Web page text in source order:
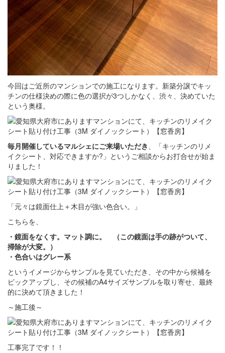
今回はご近所のマンションでの施工になります。新築分譲でキッ
チンの仕様決めの際に色の選択が3つしかなく、渋々、決めていた
という奥様。
毎月開催しているマルシェにご来場いただき、「キッチンのリメ
イクシート、対応できますか?」というご相談からお打合せが始ま
りました！
「元々は鏡面仕上＋木目が強い色合い。」
こちらを、
・鏡面をなくす。マット調に。 （この鏡面は手の跡がついて、
掃除が大変。）
・色合いはグレー系
というイメージからサンプルを見ていただき、その中から候補を
ピックアップし、その候補のA4サイズサンプルを取り寄せ、最終
的に決めて頂きました！
～施工後～
工事完了です！！